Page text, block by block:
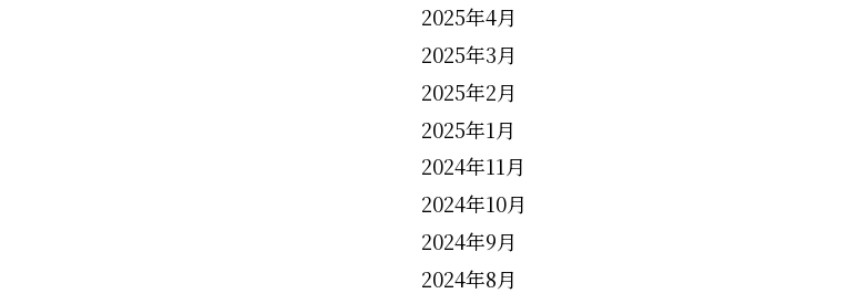
2025年4月
2025年3月
2025年2月
2025年1月
2024年11月
2024年10月
2024年9月
2024年8月